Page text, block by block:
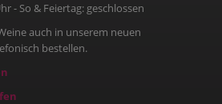
- So & Feiertag: geschlossen
auch in unserem neuen
bestellen.